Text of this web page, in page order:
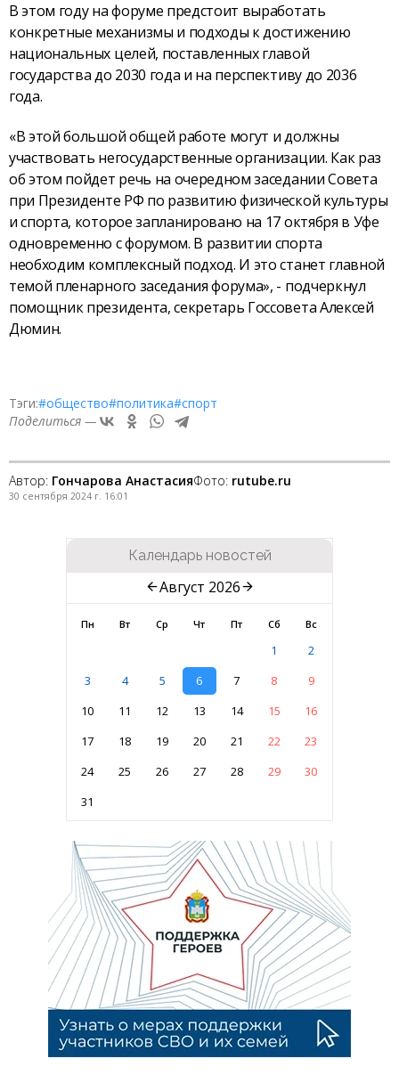
В этом году на форуме предстоит выработать
конкретные механизмы и подходы к достижению
национальных целей, поставленных главой
государства до 2030 года и на перспективу до 2036
года.
«В этой большой общей работе могут и должны
участвовать негосударственные организации. Как раз
об этом пойдет речь на очередном заседании Совета
при Президенте РФ по развитию физической культуры
и спорта, которое запланировано на 17 октября в Уфе
одновременно с форумом. В развитии спорта
необходим комплексный подход. И это станет главной
темой пленарного заседания форума», - подчеркнул
помощник президента, секретарь Госсовета Алексей
Дюмин.
Тэги:#общество#политика#спорт
Поделиться —
Автор: Гончарова АнастасияФото: rutube.ru
30 сентября 2024 г. 16:01
Календарь новостей
Август 2026
Пн Вт Ср Чт Пт Сб Вс
1
2
3
4 5 6 7 8
9
10
11 12 13 14 15
16
17
18 19 20 21 22
23
24
25 26 27 28 29
30
31